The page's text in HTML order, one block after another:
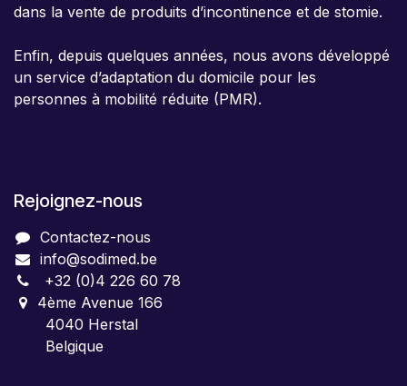
dans la vente de produits d’incontinence et de stomie.
Enfin, depuis quelques années, nous avons développé
un service d’adaptation du domicile pour les
personnes à mobilité réduite (PMR).
Rejoignez-nous
Contactez-nous
info@sodimed.be
+32 (0)4 226 60 78
4ème Avenue 166
4040 Herstal
Belgique